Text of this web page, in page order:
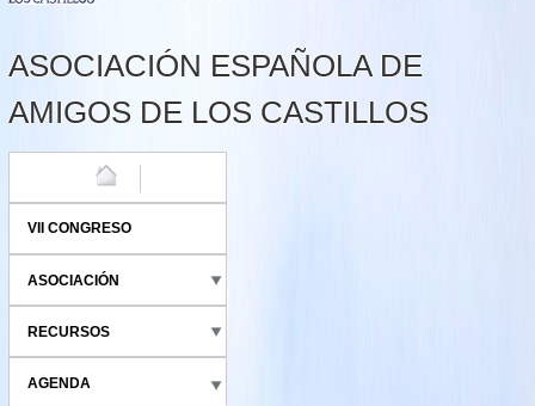
ASOCIACIÓN ESPAÑOLA DE
AMIGOS DE LOS CASTILLOS
VII CONGRESO
ASOCIACIÓN
RECURSOS
AGENDA